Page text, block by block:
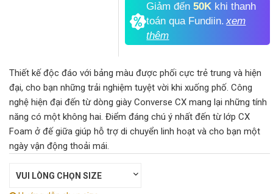
Giảm đến 50K khi thanh
toán qua Fundiin. xem
thêm
Thiết kế độc đáo với bảng màu được phối cực trẻ trung và hiện
đại, cho bạn những trải nghiệm tuyệt vời khi xuống phố. Công
nghệ hiện đại đến từ dòng giày Converse CX mang lại những tính
năng có một không hai. Điểm đáng chú ý nhất đến từ lớp CX
Foam ở đế giữa giúp hỗ trợ di chuyển linh hoạt và cho bạn một
ngày vận động thoải mái.